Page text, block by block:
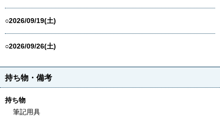
○2026/09/19(土)
○2026/09/26(土)
持ち物・備考
持ち物
筆記用具